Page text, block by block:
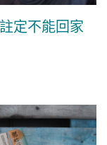
定不能回家